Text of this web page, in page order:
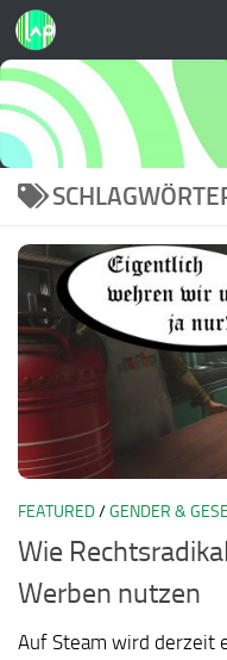
Zum Inhalt springen
FEATURED/GENDER &
Wie
Werben nutzen
Auf Steam wird derzeit